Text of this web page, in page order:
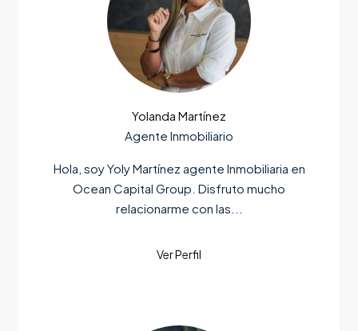
Yolanda Martínez
Agente Inmobiliario
Hola, soy Yoly Martínez agente Inmobiliaria en
Ocean Capital Group. Disfruto mucho
relacionarme con las...